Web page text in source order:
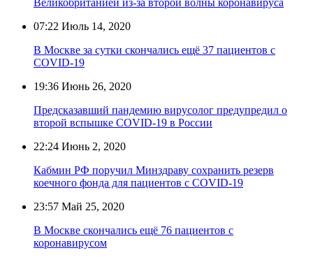
07:22 Июль 14, 2020
В Москве за сутки скончались ещё 37 пациентов с
COVID-19
19:36 Июнь 26, 2020
Предсказавший пандемию вирусолог предупредил о
второй вспышке COVID-19 в России
22:24 Июнь 2, 2020
Кабмин РФ поручил Минздраву сохранить резерв
коечного фонда для пациентов с COVID-19
23:57 Май 25, 2020
В Москве скончались ещё 76 пациентов с
коронавирусом